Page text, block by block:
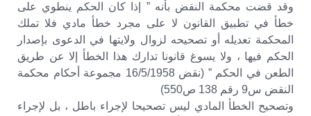
وقد قضت محكمة النقض بأنه ” إذا كان الحكم ينطوي على
خطأ في تطبيق القانون لا على مجرد خطأ مادي فلا تملك
المحكمة تعديله أو تصحيحه لزوال ولايتها في الدعوى بإصدار
الحكم فيها ، ولا يسوغ قانونا تدارك هذا الخطأ إلا عن طريق
الطعن في الحكم ” (نقض 16/5/1958 مجموعة أحكام محكمة
النقض س9 رقم 138 ص550)
وتصحيح الخطأ المادي ليس تصحيحا لإجراء باطل ، بل لإجراء